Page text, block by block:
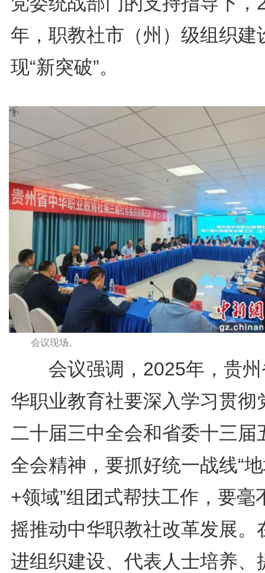
年，职教社市（州）级组织建
现“新突破”。
会议现场。
会议强调，2025年，贵州
华职业教育社要深入学习贯彻
二十届三中全会和省委十三届
全会精神，要抓好统一战线“
+领域”组团式帮扶工作，要毫
摇推动中华职教社改革发展。
进组织建设、代表人士培养、